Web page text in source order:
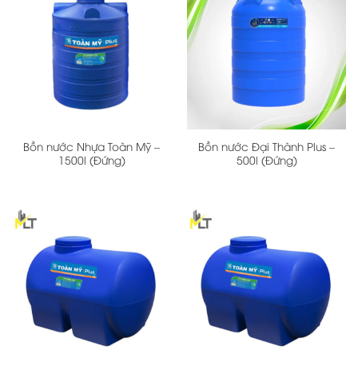
Bồn nước Nhựa Toàn Mỹ –
1500l (Đứng)
Bồn nước Đại Thành Plus –
500l (Đứng)